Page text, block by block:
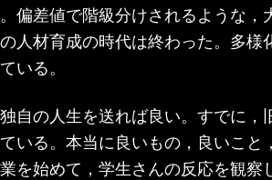
偏差値で階級分けされるような，
人材育成の時代は終わった。多様
いる。
自の人生を送れば良い。すでに，
いる。本当に良いもの，良いこと
を始めて，学生さんの反応を観察